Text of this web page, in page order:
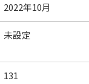
2022年10月
未設定
131